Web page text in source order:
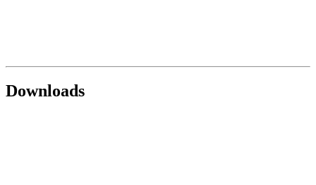
Downloads